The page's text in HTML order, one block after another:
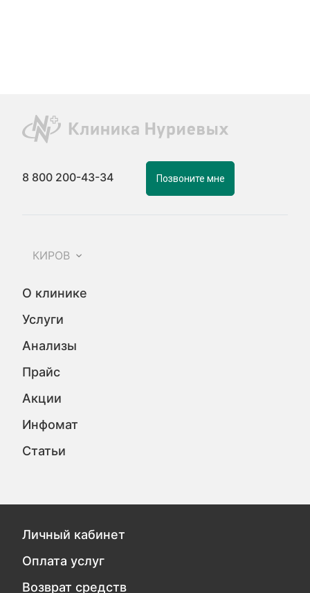
8 800 200-43-34 Позвоните мне
КИРОВ
О клинике
Услуги
Анализы
Прайс
Акции
Инфомат
Статьи
Личный кабинет
Оплата услуг
Возврат средств